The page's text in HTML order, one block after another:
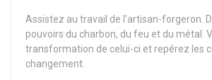
Assistez au travail de l'artisan-forgeron.
pouvoirs du charbon, du feu et du métal.
transformation de celui-ci et repérez les
changement.